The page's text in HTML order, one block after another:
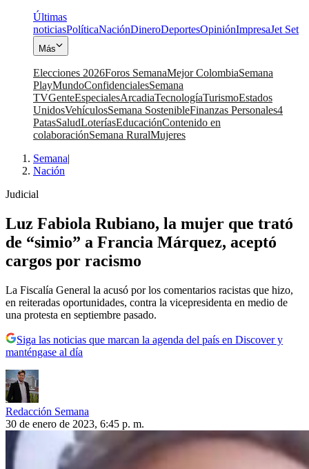
Últimas
noticiasPolíticaNaciónDineroDeportesOpiniónImpresaJet Set
Más
Elecciones 2026Foros SemanaMejor ColombiaSemana
PlayMundoConfidencialesSemana
TVGenteEspecialesArcadiaTecnologíaTurismoEstados
UnidosVehículosSemana SostenibleFinanzas Personales4
PatasSaludLoteríasEducaciónContenido en
colaboraciónSemana RuralMujeres
Semana|
Nación
Judicial
Luz Fabiola Rubiano, la mujer que trató
de “simio” a Francia Márquez, aceptó
cargos por racismo
La Fiscalía General la acusó por los comentarios racistas que hizo,
en reiteradas oportunidades, contra la vicepresidenta en medio de
una protesta en septiembre pasado.
Siga las noticias que marcan la agenda del país en Discover y
manténgase al día
Redacción Semana
30 de enero de 2023, 6:45 p. m.